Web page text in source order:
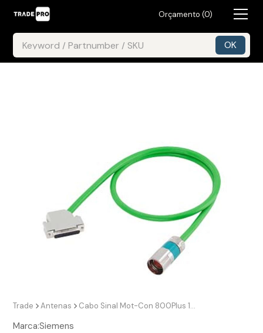
Orçamento (0)
Trade Antenas Cabo Sinal Mot-Con 800Plus 107M 6FX80022EQ102AH0 Siemens 87657
Marca:Siemens